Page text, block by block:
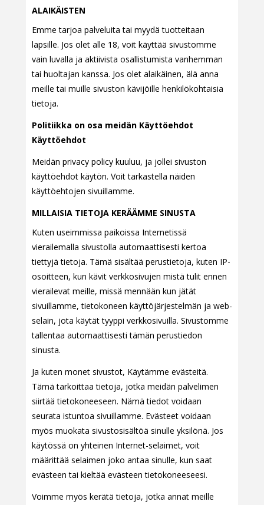
ALAIKÄISTEN
Emme tarjoa palveluita tai myydä tuotteitaan
lapsille. Jos olet alle 18, voit käyttää sivustomme
vain luvalla ja aktiivista osallistumista vanhemman
tai huoltajan kanssa. Jos olet alaikäinen, älä anna
meille tai muille sivuston kävijöille henkilökohtaisia
tietoja.
Politiikka on osa meidän Käyttöehdot
Käyttöehdot
Meidän privacy policy kuuluu, ja jollei sivuston
käyttöehdot käytön. Voit tarkastella näiden
käyttöehtojen sivuillamme.
MILLAISIA TIETOJA KERÄÄMME SINUSTA
Kuten useimmissa paikoissa Internetissä
vierailemalla sivustolla automaattisesti kertoa
tiettyjä tietoja. Tämä sisältää perustietoja, kuten IP-
osoitteen, kun kävit verkkosivujen mistä tulit ennen
vierailevat meille, missä mennään kun jätät
sivuillamme, tietokoneen käyttöjärjestelmän ja web-
selain, jota käytät tyyppi verkkosivuilla. Sivustomme
tallentaa automaattisesti tämän perustiedon
sinusta.
Ja kuten monet sivustot, Käytämme evästeitä.
Tämä tarkoittaa tietoja, jotka meidän palvelimen
siirtää tietokoneeseen. Nämä tiedot voidaan
seurata istuntoa sivuillamme. Evästeet voidaan
myös muokata sivustosisältöä sinulle yksilönä. Jos
käytössä on yhteinen Internet-selaimet, voit
määrittää selaimen joko antaa sinulle, kun saat
evästeen tai kieltää evästeen tietokoneeseesi.
Voimme myös kerätä tietoja, jotka annat meille